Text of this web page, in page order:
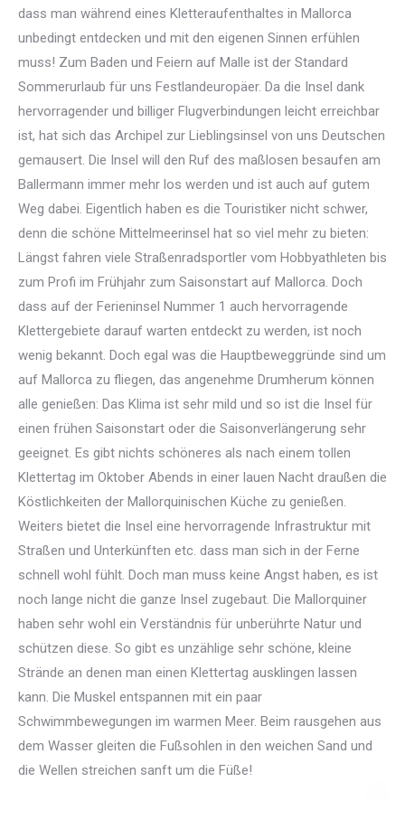
dass man während eines Kletteraufenthaltes in Mallorca
unbedingt entdecken und mit den eigenen Sinnen erfühlen
muss! Zum Baden und Feiern auf Malle ist der Standard
Sommerurlaub für uns Festlandeuropäer. Da die Insel dank
hervorragender und billiger Flugverbindungen leicht erreichbar
ist, hat sich das Archipel zur Lieblingsinsel von uns Deutschen
gemausert. Die Insel will den Ruf des maßlosen besaufen am
Ballermann immer mehr los werden und ist auch auf gutem
Weg dabei. Eigentlich haben es die Touristiker nicht schwer,
denn die schöne Mittelmeerinsel hat so viel mehr zu bieten:
Längst fahren viele Straßenradsportler vom Hobbyathleten bis
zum Profi im Frühjahr zum Saisonstart auf Mallorca. Doch
dass auf der Ferieninsel Nummer 1 auch hervorragende
Klettergebiete darauf warten entdeckt zu werden, ist noch
wenig bekannt. Doch egal was die Hauptbeweggründe sind um
auf Mallorca zu fliegen, das angenehme Drumherum können
alle genießen: Das Klima ist sehr mild und so ist die Insel für
einen frühen Saisonstart oder die Saisonverlängerung sehr
geeignet. Es gibt nichts schöneres als nach einem tollen
Klettertag im Oktober Abends in einer lauen Nacht draußen die
Köstlichkeiten der Mallorquinischen Küche zu genießen.
Weiters bietet die Insel eine hervorragende Infrastruktur mit
Straßen und Unterkünften etc. dass man sich in der Ferne
schnell wohl fühlt. Doch man muss keine Angst haben, es ist
noch lange nicht die ganze Insel zugebaut. Die Mallorquiner
haben sehr wohl ein Verständnis für unberührte Natur und
schützen diese. So gibt es unzählige sehr schöne, kleine
Strände an denen man einen Klettertag ausklingen lassen
kann. Die Muskel entspannen mit ein paar
Schwimmbewegungen im warmen Meer. Beim rausgehen aus
dem Wasser gleiten die Fußsohlen in den weichen Sand und
die Wellen streichen sanft um die Füße!